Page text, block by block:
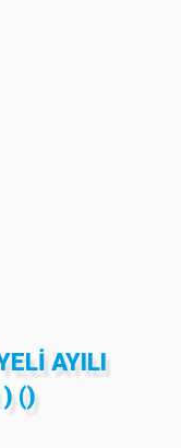
AYILI
) ()